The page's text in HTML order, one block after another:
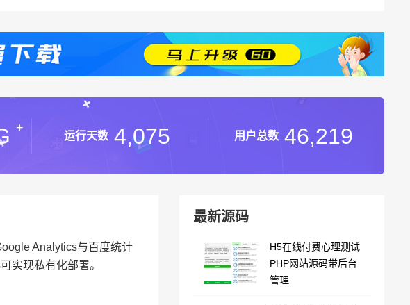
+
运行天数 4,075 用户总数 46,219
Analytics与百度统计
实现私有化部署。
最新源码
H5在线付费心理测试
PHP网站源码带后台
管理